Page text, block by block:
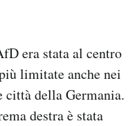
era stata al centro
limitate anche nei
della Germania.
destra è stata